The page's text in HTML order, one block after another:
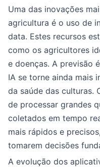
Uma das inovações
agricultura é o uso de
data. Estes recursos
como os agricultores
e doenças. A previsão
IA se torne ainda mais
da saúde das culturas.
de processar grandes
coletados em tempo
mais rápidos e
tomarem decisões
A evolução dos